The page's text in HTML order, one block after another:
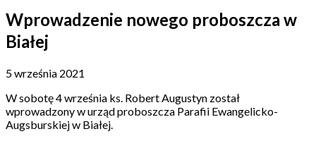
Wprowadzenie nowego proboszcza w
Białej
5 września 2021
W sobotę 4 września ks. Robert Augustyn został
wprowadzony w urząd proboszcza Parafii Ewangelicko-
Augsburskiej w Białej.